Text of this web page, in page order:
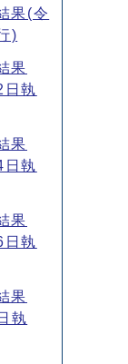
果(令
)
果
日執
果
日執
果
日執
果
執